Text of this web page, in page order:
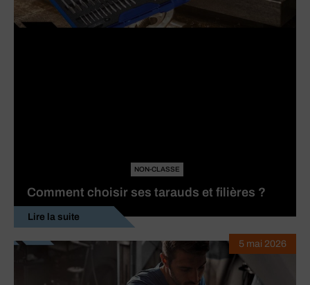
NON-CLASSE
Comment choisir ses tarauds et filières ?
Lire la suite
5 mai 2026